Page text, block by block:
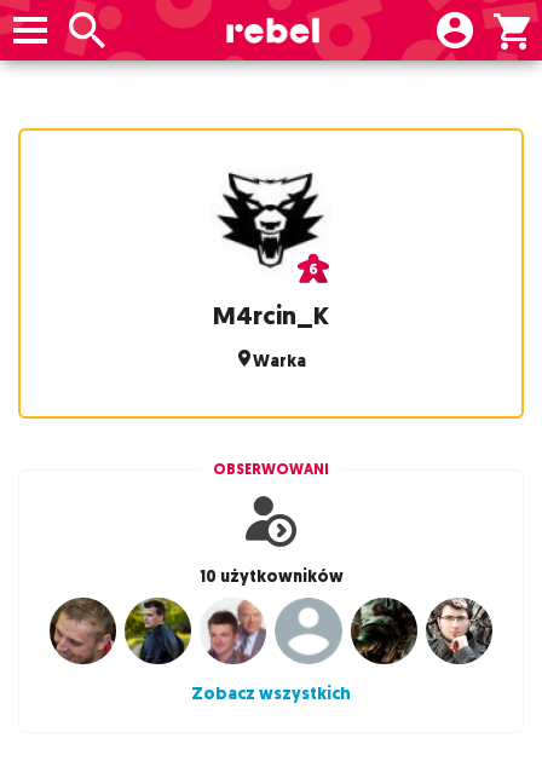
M4rcin_K
Warka
OBSERWOWANI
10 użytkowników
Zobacz wszystkich